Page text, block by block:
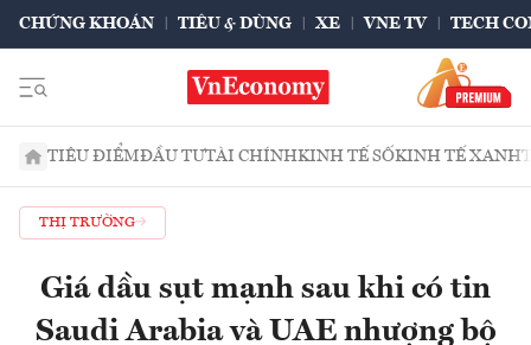
CHỨNG KHOÁN TIÊU & DÙNG XE VNE TV TECH
TIÊU ĐIỂMĐẦU TƯTÀI CHÍNHKINH TẾ SỐKINH TẾ XANH
THỊ TRƯỜNG
Giá dầu sụt mạnh sau khi có tin
Saudi Arabia và UAE nhượng bộ